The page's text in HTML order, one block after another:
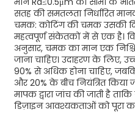
सतह की समतलता निर्धारित
चमक: कोटिंग की चमक उसकी
महत्वपूर्ण संकेतकों में से एक है।
अनुसार, चमक का मान एक
जाना चाहिए। उदाहरण के लिए,
90% से अधिक होना चाहिए,
और 20% के बीच नियंत्रित किया
मापक द्वारा जांच की जाती है
डिज़ाइन आवश्यकताओं को पूरा